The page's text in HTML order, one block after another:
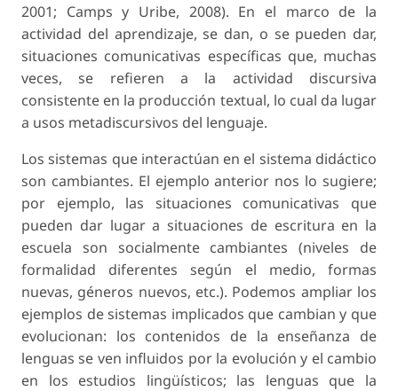
2001; Camps y Uribe, 2008). En el marco de la
actividad del aprendizaje, se dan, o se pueden dar,
situaciones comunicativas específicas que, muchas
veces, se refieren a la actividad discursiva
consistente en la producción textual, lo cual da lugar
a usos metadiscursivos del lenguaje.
Los sistemas que interactúan en el sistema didáctico
son cambiantes. El ejemplo anterior nos lo sugiere;
por ejemplo, las situaciones comunicativas que
pueden dar lugar a situaciones de escritura en la
escuela son socialmente cambiantes (niveles de
formalidad diferentes según el medio, formas
nuevas, géneros nuevos, etc.). Podemos ampliar los
ejemplos de sistemas implicados que cambian y que
evolucionan: los contenidos de la enseñanza de
lenguas se ven influidos por la evolución y el cambio
en los estudios lingüísticos; las lenguas que la